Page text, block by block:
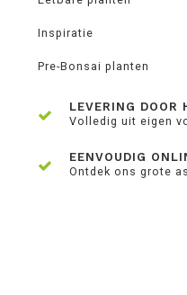
Inspiratie
Pre-Bonsai planten
LEVERING DOOR
Volledig uit eigen
EENVOUDIG
Ontdek ons grote